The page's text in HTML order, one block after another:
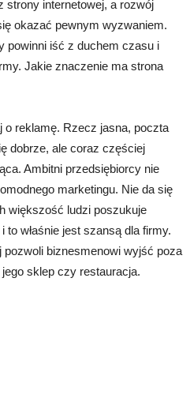
strony internetowej, a rozwój
okazać pewnym wyzwaniem.
powinni iść z duchem czasu i
Jakie znaczenie ma strona
reklamę. Rzecz jasna, poczta
dobrze, ale coraz częściej
Ambitni przedsiębiorcy nie
marketingu. Nie da się
większość ludzi poszukuje
to właśnie jest szansą dla firmy.
pozwoli biznesmenowi wyjść poza
sklep czy restauracja.